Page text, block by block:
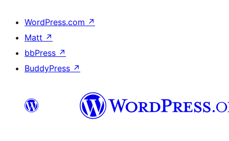
WordPress.com ↗
Matt ↗
bbPress ↗
BuddyPress ↗